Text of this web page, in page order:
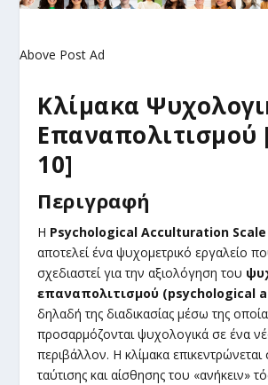
Above Post Ad
Κλίμακα
Επαναπολιτισμού
10]
Περιγραφή
Η Psychological Acculturation Scale
αποτελεί ένα ψυχομετρικό εργαλείο
σχεδιαστεί για την αξιολόγηση του
επαναπολιτισμού (psychological
δηλαδή της διαδικασίας μέσω της
προσαρμόζονται ψυχολογικά σε ένα
περιβάλλον. Η κλίμακα
ταύτισης και αίσθησης του «ανήκειν»